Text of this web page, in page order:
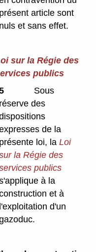
présent article sont
nuls et sans effet.
sur la Régie des
publics
Sous
réserve des
de la
présente loi, laLoi
la Régie des
publics
à la
et à
l'exploitation d'un